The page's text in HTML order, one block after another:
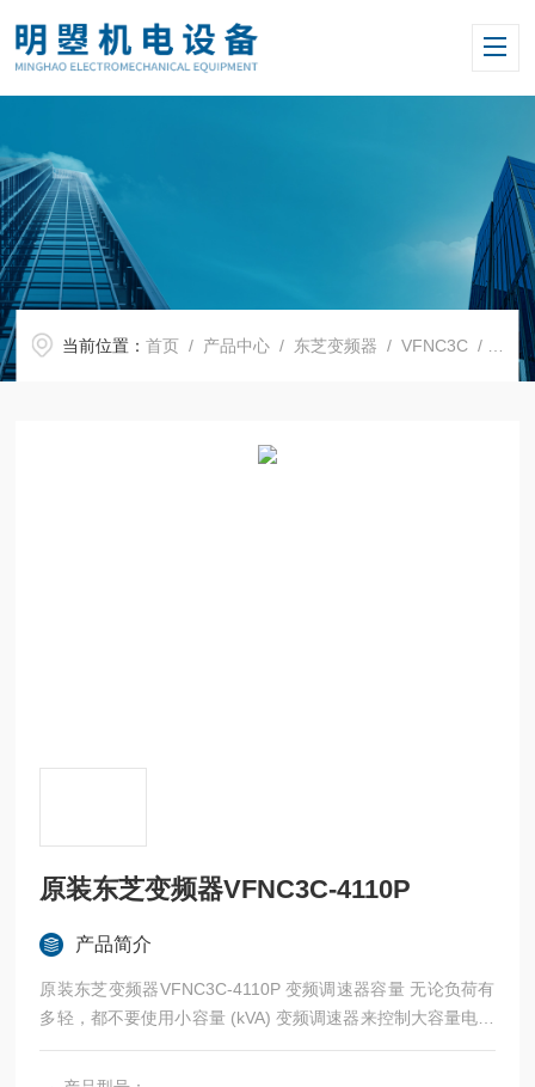
当前位置：首页 / 产品中心 / 东芝变频器 /VFNC3C / 原装东芝变频器VFNC3C-4110P
原装东芝变频器VFNC3C-4110P
产品简介
原装东芝变频器VFNC3C-4110P 变频调速器容量 无论负荷有
多轻，都不要使用小容量 (kVA) 变频调速器来控制大容量电动
机（两级或更大容量的电动机）的运转。脉动电流可导致峰值
输出电流增大，因此很容易引起过电流跳闸。